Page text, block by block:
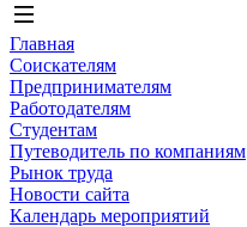
Главная
Соискателям
Предпринимателям
Работодателям
Студентам
Путеводитель по компаниям
Рынок труда
Новости сайта
Календарь мероприятий